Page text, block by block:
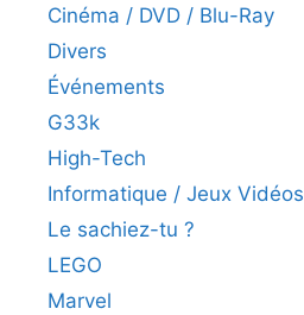
Cinéma / DVD / Blu-Ray
Divers
Événements
G33k
High-Tech
Informatique / Jeux Vidéos
Le sachiez-tu ?
LEGO
Marvel